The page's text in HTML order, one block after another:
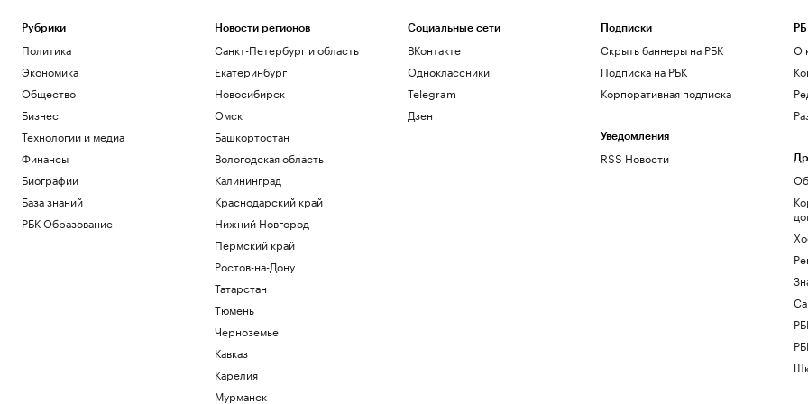
Рубрики
Политика
Экономика
Общество
Бизнес
Технологии и медиа
Финансы
Биографии
База знаний
РБК Образование
Новости регионов
Санкт-Петербург и область
Екатеринбург
Новосибирск
Омск
Башкортостан
Вологодская область
Калининград
Краснодарский край
Нижний Новгород
Пермский край
Ростов-на-Дону
Татарстан
Тюмень
Черноземье
Кавказ
Карелия
Мурманск
Социальные сети
ВКонтакте
Одноклассники
Telegram
Дзен
Подписки
Скрыть баннеры на РБК
Подписка на РБК
Корпоративная подписка
Уведомления
RSS Новости
О